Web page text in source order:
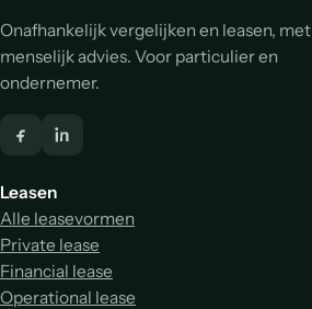
Onafhankelijk vergelijken en leasen, met
menselijk advies. Voor particulier en
ondernemer.
Leasen
Alle leasevormen
Private lease
Financial lease
Operational lease